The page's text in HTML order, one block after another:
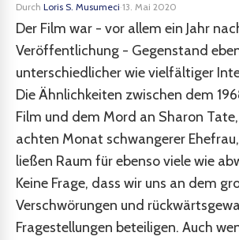
Durch Loris S. Musumeci·13. Mai 2020
Der Film war - vor allem ein Jahr
Veröffentlichung - Gegenstand
unterschiedlicher wie vielfältiger
Die Ähnlichkeiten zwischen dem
Film und dem Mord an Sharon
achten Monat schwangerer Ehefrau,
ließen Raum für ebenso viele wie
Keine Frage, dass wir uns an dem
Verschwörungen und
Fragestellungen beteiligen. Auch